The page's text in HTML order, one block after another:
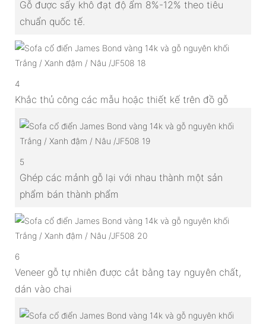
Gỗ được sấy khô đạt độ ẩm 8%-12% theo tiêu
chuẩn quốc tế.
4
Khắc thủ công các mẫu hoặc thiết kế trên đồ gỗ
5
Ghép các mảnh gỗ lại với nhau thành một sản
phẩm bán thành phẩm
6
Veneer gỗ tự nhiên được cắt bằng tay nguyên chất,
dán vào chai